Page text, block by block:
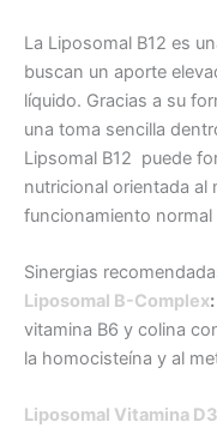
La Liposomal B12 es
buscan un aporte
líquido. Gracias a su
una toma sencilla
Lipsomal B12 puede
nutricional orientada al
funcionamiento
Sinergias
Liposomal B-Complex:
vitamina B6 y colina
la homocisteína y al
Liposomal Vitamina D3